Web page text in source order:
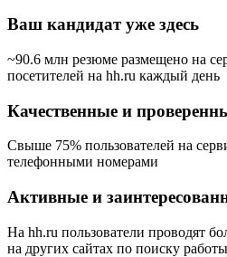
Ваш кандидат уже здесь
~90.6 млн резюме размещено на
посетителей на hh.ru каждый день
Качественные и
Свыше 75% пользователей на
телефонными номерами
Активные и
На hh.ru пользователи проводят
на других сайтах по поиску